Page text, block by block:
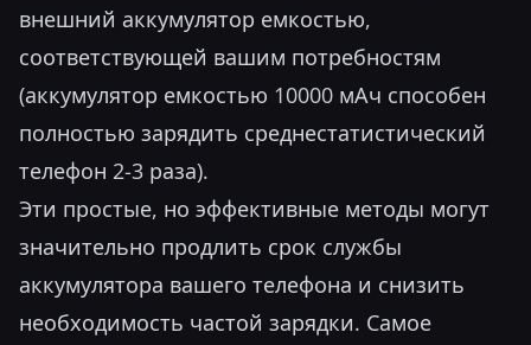
внешний аккумулятор емкостью,
соответствующей вашим потребностям
(аккумулятор емкостью 10000 мАч способен
полностью зарядить среднестатистический
телефон 2-3 раза).
Эти простые, но эффективные методы могут
значительно продлить срок службы
аккумулятора вашего телефона и снизить
необходимость частой зарядки. Самое